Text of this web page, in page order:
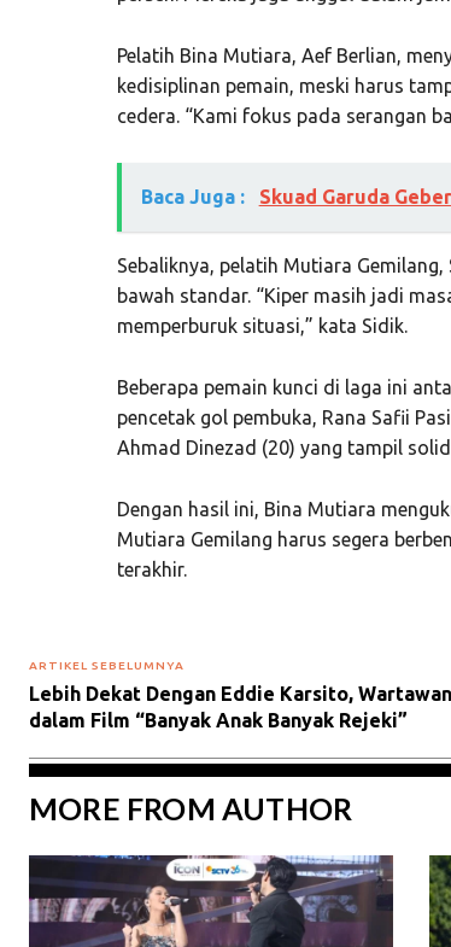
Pelatih Bina Mutiara, Aef Berlian,
kedisiplinan pemain, meski harus
cedera. “Kami fokus pada serangan
Baca Juga : Skuad Garuda
Sebaliknya, pelatih Mutiara
bawah standar. “Kiper masih jadi
memperburuk situasi,” kata Sidik.
Beberapa pemain kunci di laga ini
pencetak gol pembuka, Rana Safii
Ahmad Dinezad (20) yang tampil
Dengan hasil ini, Bina Mutiara
Mutiara Gemilang harus segera
terakhir.
ARTIKEL SEBELUMNYA
Lebih Dekat Dengan Eddie Karsito,
dalam Film “Banyak Anak Banyak Rejeki”
MORE FROM AUTHOR